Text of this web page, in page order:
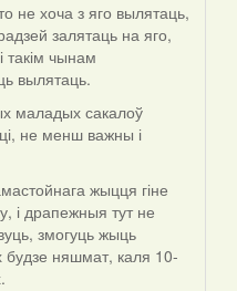
не хоча з яго вылятаць,
залятаць на яго,
такім чынам
вылятаць.
маладых сакалоў
не менш важны і
жыцця гіне
і драпежныя тут не
змогуць жыць
будзе няшмат, каля 10-